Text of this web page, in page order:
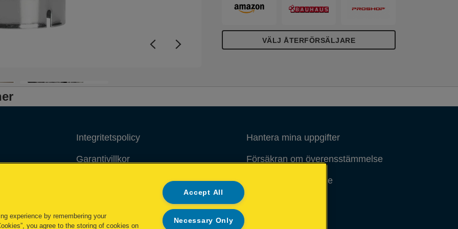
VÄLJ ÅTERFÖRSÄLJARE
Integritetspolicy
Garantivillkor
Hantera mina uppgifter
Försäkran om överensstämmelse
Rättsligt meddelande
experience by remembering your
you agree to the storing of cookies on
Accept All
Necessary Only